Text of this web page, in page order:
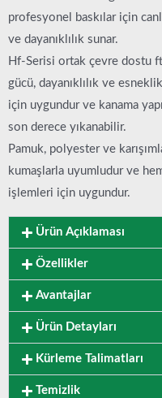
profesyonel baskılar için
ve dayanıklılık sunar.
Hf-Serisi ortak çevre dostu
gücü, dayanıklılık ve
için uygundur ve kanama
son derece yıkanabilir.
Pamuk, polyester ve
kumaşlarla uyumludur ve
işlemleri için uygundur.
Ürün Açıklaması
Özellikler
Avantajlar
Ürün Detayları
Kürleme Talimatları
Temizlik